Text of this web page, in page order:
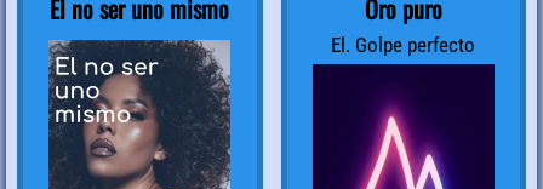
El no ser uno mismo Oro puro
El. Golpe perfecto